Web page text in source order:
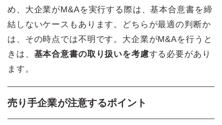
め、大企業がM&Aを実行する際は、基本合意書を締
結しないケースもあります。どちらが最適の判断か
は、その時点では不明です。大企業がM&Aを行うと
きは、 基本合意書の取り扱いを考慮する必要があり
ます。
売り手企業が注意するポイント